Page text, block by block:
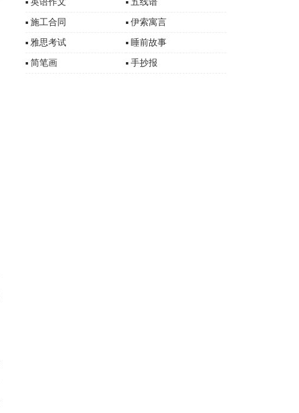
施工合同 伊索寓言
雅思考试 睡前故事
简笔画 手抄报